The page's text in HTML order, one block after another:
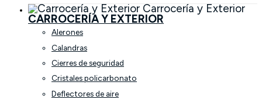
Carrocería y Exterior
CARROCERÍA Y EXTERIOR
Alerones
Calandras
Cierres de seguridad
Cristales policarbonato
Deflectores de aire